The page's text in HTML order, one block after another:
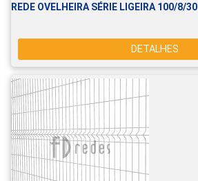
REDE OVELHEIRA SÉRIE LIGEIRA 100/8/30
DETALHES